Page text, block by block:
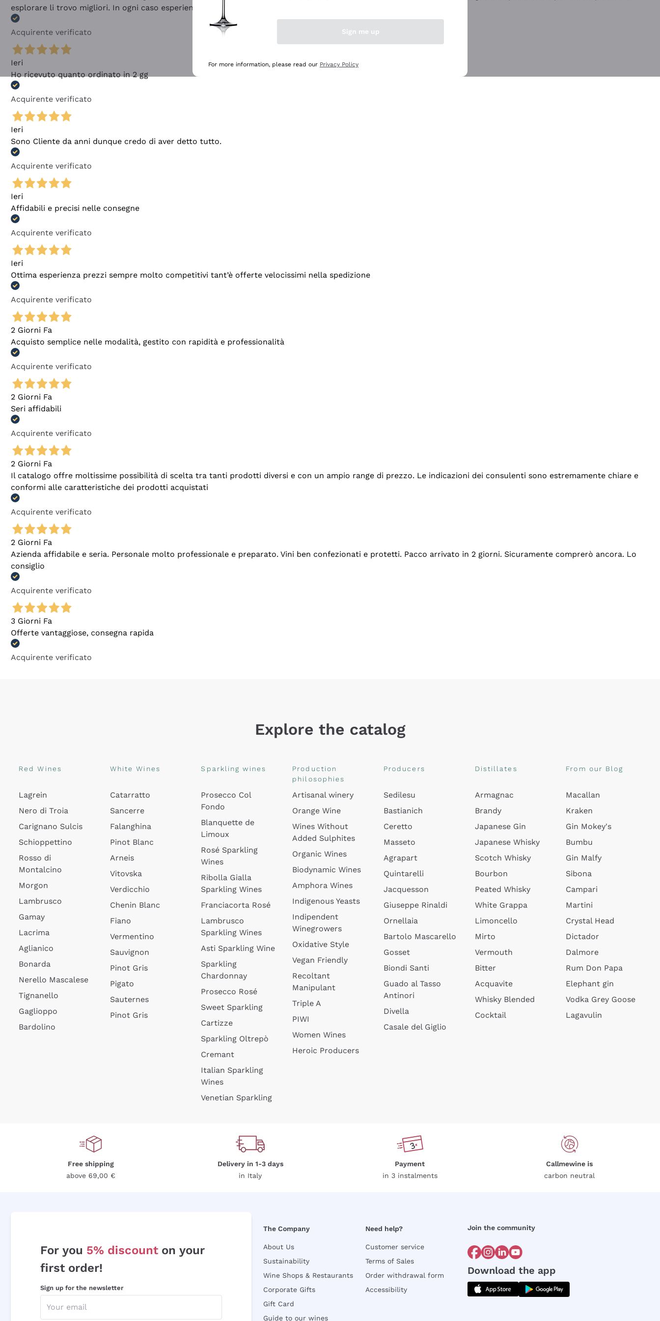
esplorare li trovo migliori. In ogni caso esperienza buona e lo consiglio! 👍
Acquirente verificato
Ieri
Ho ricevuto quanto ordinato in 2 gg
Acquirente verificato
Ieri
Sono Cliente da anni dunque credo di aver detto tutto.
Acquirente verificato
Ieri
Affidabili e precisi nelle consegne
Acquirente verificato
Ieri
Ottima esperienza prezzi sempre molto competitivi tant’è offerte velocissimi nella spedizione
Acquirente verificato
2 Giorni Fa
Acquisto semplice nelle modalità, gestito con rapidità e professionalità
Acquirente verificato
2 Giorni Fa
Seri affidabili
Acquirente verificato
2 Giorni Fa
Il catalogo offre moltissime possibilità di scelta tra tanti prodotti diversi e con un ampio range di prezzo. Le indicazioni dei consulenti sono estremamente chiare e
conformi alle caratteristiche dei prodotti acquistati
Acquirente verificato
2 Giorni Fa
Azienda affidabile e seria. Personale molto professionale e preparato. Vini ben confezionati e protetti. Pacco arrivato in 2 giorni. Sicuramente comprerò ancora. Lo
consiglio
Acquirente verificato
3 Giorni Fa
Offerte vantaggiose, consegna rapida
Acquirente verificato
Explore the catalog
Red Wines
Lagrein
Nero di Troia
Carignano Sulcis
Schioppettino
Rosso di
Montalcino
Morgon
Lambrusco
Gamay
Lacrima
Aglianico
Bonarda
Nerello Mascalese
Tignanello
Gaglioppo
Bardolino
White Wines
Catarratto
Sancerre
Falanghina
Pinot Blanc
Arneis
Vitovska
Verdicchio
Chenin Blanc
Fiano
Vermentino
Sauvignon
Pinot Gris
Pigato
Sauternes
Pinot Gris
Sparkling wines
Prosecco Col
Fondo
Blanquette de
Limoux
Rosé Sparkling
Wines
Ribolla Gialla
Sparkling Wines
Franciacorta Rosé
Lambrusco
Sparkling Wines
Asti Sparkling Wine
Sparkling
Chardonnay
Prosecco Rosé
Sweet Sparkling
Cartizze
Sparkling Oltrepò
Cremant
Italian Sparkling
Wines
Venetian Sparkling
Production
philosophies
Artisanal winery
Orange Wine
Wines Without
Added Sulphites
Organic Wines
Biodynamic Wines
Amphora Wines
Indigenous Yeasts
Indipendent
Winegrowers
Oxidative Style
Vegan Friendly
Recoltant
Manipulant
Triple A
PIWI
Women Wines
Heroic Producers
Producers
Sedilesu
Bastianich
Ceretto
Masseto
Agrapart
Quintarelli
Jacquesson
Giuseppe Rinaldi
Ornellaia
Bartolo Mascarello
Gosset
Biondi Santi
Guado al Tasso
Antinori
Divella
Casale del Giglio
Distillates
Armagnac
Brandy
Japanese Gin
Japanese Whisky
Scotch Whisky
Bourbon
Peated Whisky
White Grappa
Limoncello
Mirto
Vermouth
Bitter
Acquavite
Whisky Blended
Cocktail
From our Blog
Macallan
Kraken
Gin Mokey's
Bumbu
Gin Malfy
Sibona
Campari
Martini
Crystal Head
Dictador
Dalmore
Rum Don Papa
Elephant gin
Vodka Grey Goose
Lagavulin
Free shipping
above 69,00 €
Delivery in 1-3 days
in Italy
Payment
in 3 instalments
Callmewine is
carbon neutral
For you 5% discount on your
first order!
Sign up for the newsletter
The Company
About Us
Sustainability
Wine Shops & Restaurants
Corporate Gifts
Gift Card
Guide to our wines
Need help?
Customer service
Terms of Sales
Order withdrawal form
Accessibility
Join the community
Download the app
Sign me up
For more information, please read our Privacy Policy